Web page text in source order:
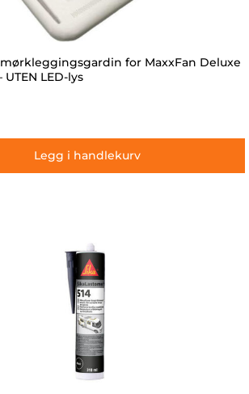
mørkleggingsgardin for MaxxFan Deluxe
LED-lys
Legg i handlekurv